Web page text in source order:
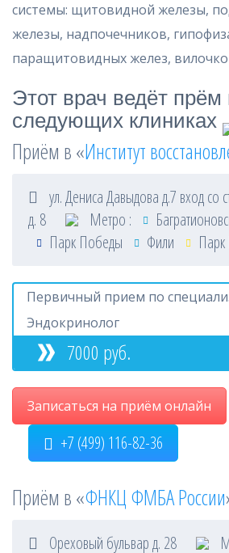
системы: щитовидной железы,
железы, надпочечников,
паращитовидных желез,
Этот врач ведёт прём
следующих клиниках
Приём в «Институт
ул. Дениса Давыдова д.7 вход со
д. 8
Метро :
Парк Победы
Фили
Первичный прием по
Эндокринолог
7000 руб.
Записаться на приём онлайн
+7 (499) 116-82-36
Приём в «ФНКЦ ФМБА России
Ореховый бульвар д. 28